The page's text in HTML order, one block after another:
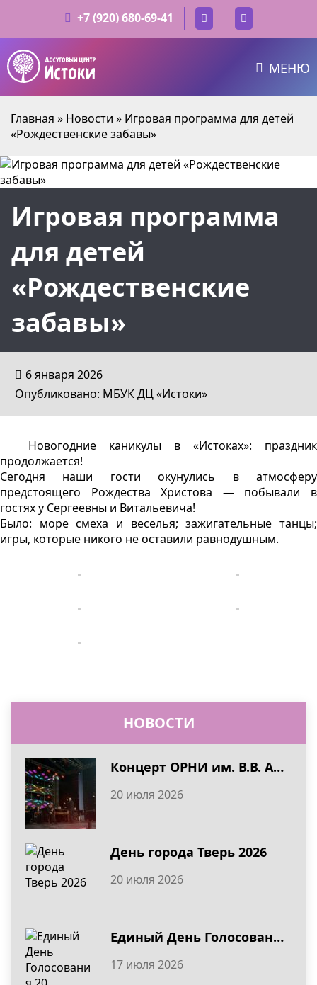
+7 (920) 680-69-41
МЕНЮ
Главная » Новости » Игровая программа для детей
«Рождественские забавы»
Игровая программа
для детей
«Рождественские
забавы»
6 января 2026
Опубликовано: МБУК ДЦ «Истоки»
Новогодние каникулы в «Истоках»: праздник
продолжается!
Сегодня наши гости окунулись в атмосферу
предстоящего Рождества Христова — побывали в
гостях у Сергеевны и Витальевича!
Было: море смеха и веселья; зажигательные танцы;
игры, которые никого не оставили равнодушным.
НОВОСТИ
Концерт ОРНИ им. В.В. Андреева в День города Тверь 2026
20 июля 2026
День города Тверь 2026
20 июля 2026
Единый День Голосования 20 сентября
17 июля 2026